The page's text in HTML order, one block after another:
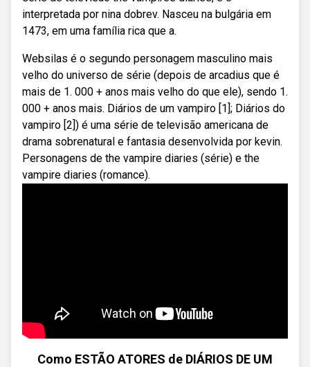
interpretada por nina dobrev. Nasceu na bulgária em
1473, em uma família rica que a.
Websilas é o segundo personagem masculino mais
velho do universo de série (depois de arcadius que é
mais de 1. 000 + anos mais velho do que ele), sendo 1.
000 + anos mais. Diários de um vampiro [1]; Diários do
vampiro [2]) é uma série de televisão americana de
drama sobrenatural e fantasia desenvolvida por kevin.
Personagens de the vampire diaries (série) e the
vampire diaries (romance).
Como ESTÃO ATORES de DIÁRIOS DE UM